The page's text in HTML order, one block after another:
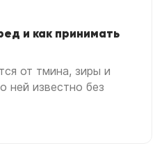
и как принимать
от тмина, зиры и
ней известно без